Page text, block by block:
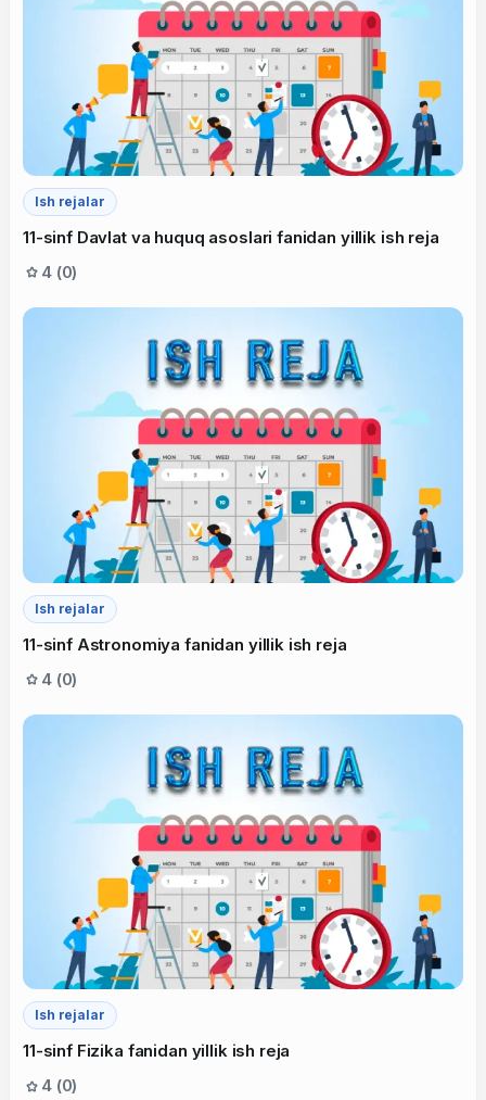
Ish rejalar
11-sinf Davlat va huquq asoslari fanidan yillik ish reja
4 (0)
Ish rejalar
11-sinf Astronomiya fanidan yillik ish reja
4 (0)
Ish rejalar
11-sinf Fizika fanidan yillik ish reja
4 (0)